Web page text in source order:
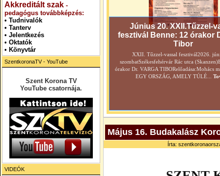
Akkreditált szak -
pedagógus továbbképzés:
• Tudnivalók
• Tanterv
• Jelentkezés
• Oktatók
• Könyvtár
SzentkoronaTV - YouTube
Szent Korona TV
YouTube csatornája.
VIDEÓK
Június 20. XXII.Tűzzel-
fesztivál Benne: 12 órakor
Tibor
XXII. Tűzzel-vassal fesztivál2026.
szombatSzékesfehérvár Rác utca
órakor Dr. VARGA TIBORelőadása:Mohács
EGY ORSZÁG, AMELY TÚLÉ...
Május 16. Budakalász
Írta: